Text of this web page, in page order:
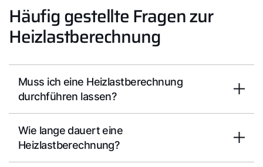
Häufig gestellte Fragen zur
Heizlastberechnung
Muss ich eine Heizlastberechnung
durchführen lassen?
Wie lange dauert eine
Heizlastberechnung?